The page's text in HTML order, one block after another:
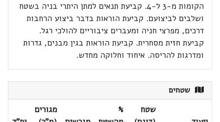
הקומות מ-3 ל-4. קביעת תנאים למתן היתרי בניה בשטח
ושלבים לביצועם. קביעת הוראות בדבר ביצוע הרחבות
דרכים, מפרצי חניה ומעברים ציבוריים להולכי רגל.
קביעת חזית מסחרית. קביעת הוראות בגין מבנים, גדרות
ומדרגות להריסה. איחוד וחלוקה מחדש.
שטחים
שטח
%
מגורים